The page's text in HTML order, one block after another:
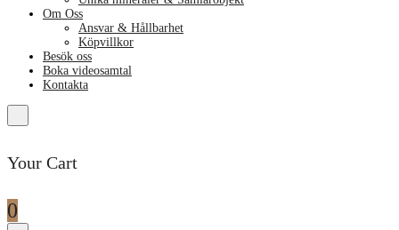
Om Oss
Ansvar & Hållbarhet
Köpvillkor
Besök oss
Boka videosamtal
Kontakta
Your Cart
0